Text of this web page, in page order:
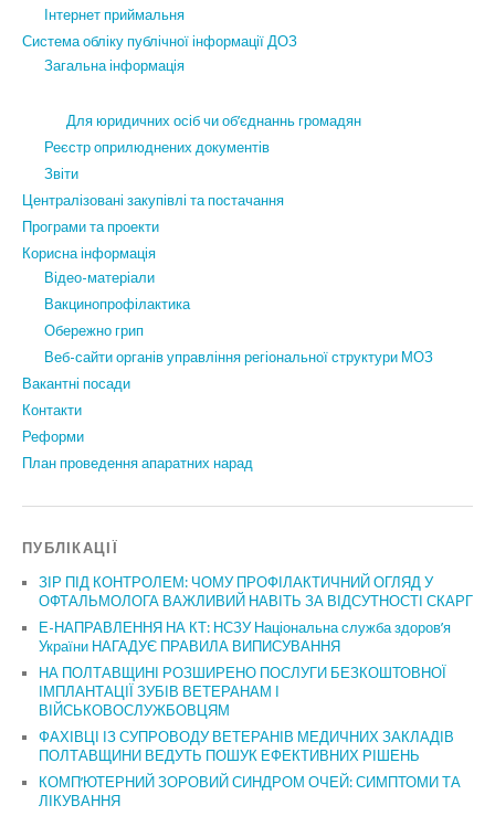
Інтернет приймальня
Система обліку публічної інформації ДОЗ
Загальна інформація
Для юридичних осіб чи об’єднаннь громадян
Реєстр оприлюднених документів
Звіти
Централізовані закупівлі та постачання
Програми та проекти
Корисна інформація
Відео-матеріали
Вакцинопрофілактика
Обережно грип
Веб-сайти органів управління регіональної структури МОЗ
Вакантні посади
Контакти
Реформи
План проведення апаратних нарад
ПУБЛІКАЦІЇ
ЗІР ПІД КОНТРОЛЕМ: ЧОМУ ПРОФІЛАКТИЧНИЙ ОГЛЯД У
ОФТАЛЬМОЛОГА ВАЖЛИВИЙ НАВІТЬ ЗА ВІДСУТНОСТІ СКАРГ
Е-НАПРАВЛЕННЯ НА КТ: НСЗУ Національна служба здоров’я
України НАГАДУЄ ПРАВИЛА ВИПИСУВАННЯ
НА ПОЛТАВЩИНІ РОЗШИРЕНО ПОСЛУГИ БЕЗКОШТОВНОЇ
ІМПЛАНТАЦІЇ ЗУБІВ ВЕТЕРАНАМ І
ВІЙСЬКОВОСЛУЖБОВЦЯМ
ФАХІВЦІ ІЗ СУПРОВОДУ ВЕТЕРАНІВ МЕДИЧНИХ ЗАКЛАДІВ
ПОЛТАВЩИНИ ВЕДУТЬ ПОШУК ЕФЕКТИВНИХ РІШЕНЬ
КОМП’ЮТЕРНИЙ ЗОРОВИЙ СИНДРОМ ОЧЕЙ: СИМПТОМИ ТА
ЛІКУВАННЯ